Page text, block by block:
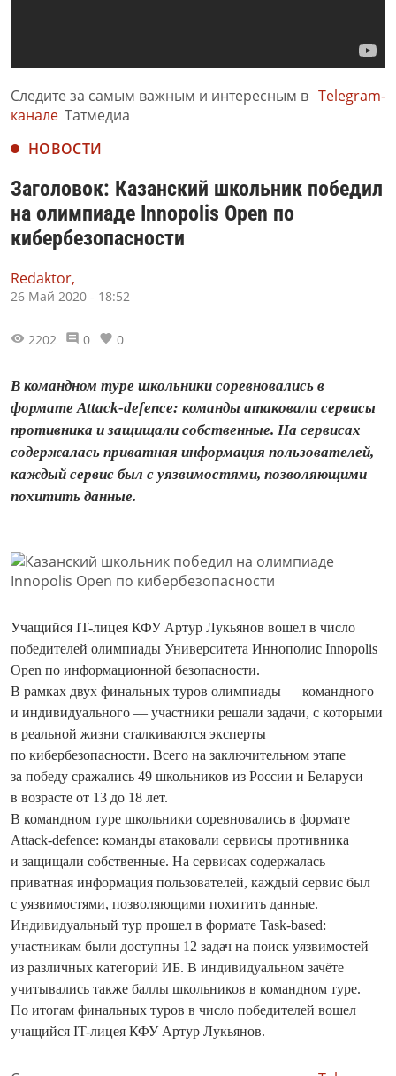
Следите за самым важным и интересным в Telegram-
канале Татмедиа
НОВОСТИ
Заголовок: Казанский школьник победил
на олимпиаде Innopolis Open по
кибербезопасности
Redaktor,
26 Май 2020 - 18:52
2202 0 0
В командном туре школьники соревновались в
формате Attack-defence: команды атаковали сервисы
противника и защищали собственные. На сервисах
содержалась приватная информация пользователей,
каждый сервис был с уязвимостями, позволяющими
похитить данные.
Учащийся IT-лицея КФУ Артур Лукьянов вошел в число
победителей олимпиады Университета Иннополис Innopolis
Open по информационной безопасности.
В рамках двух финальных туров олимпиады — командного
и индивидуального — участники решали задачи, с которыми
в реальной жизни сталкиваются эксперты
по кибербезопасности. Всего на заключительном этапе
за победу сражались 49 школьников из России и Беларуси
в возрасте от 13 до 18 лет.
В командном туре школьники соревновались в формате
Attack-defence: команды атаковали сервисы противника
и защищали собственные. На сервисах содержалась
приватная информация пользователей, каждый сервис был
с уязвимостями, позволяющими похитить данные.
Индивидуальный тур прошел в формате Task-based:
участникам были доступны 12 задач на поиск уязвимостей
из различных категорий ИБ. В индивидуальном зачёте
учитывались также баллы школьников в командном туре.
По итогам финальных туров в число победителей вошел
учащийся IT-лицея КФУ Артур Лукьянов.